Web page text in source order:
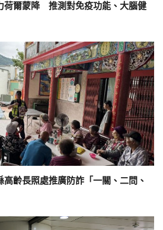
荷爾蒙降 推測對免疫功能、大腦健
齡長照處推廣防詐「一關、二問、